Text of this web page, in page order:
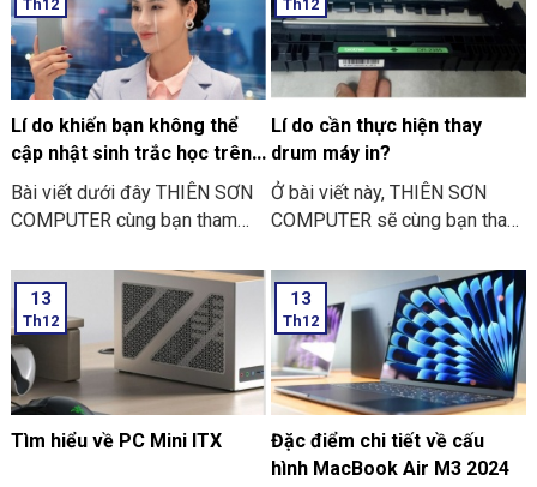
sẻ với bạn về những việc nên
và không nên làm ngày Lễ Vu
Lan nhé.
thoại” nhé
Th12
Lí do khiến bạn không thể
cập nhật sinh trắc học trên
ứng dụng ngân hàng
Bài viết dưới đây THIÊN SƠN
COMPUTER cùng bạn tham
không thể cập nhật sinh trắc
học trên ứng dụng ngân hàng
thường gặp nhé:
Th12
Lí do cần thực hiện thay
drum máy in?
Ở bài viết này, THIÊN SƠN
COMPUTER sẽ cùng bạn tham
drum máy in là như thế nào
nhé?
13
Th12
Tìm hiểu về PC Mini ITX
13
Th12
Đặc điểm chi tiết về cấu
hình MacBook Air M3 2024